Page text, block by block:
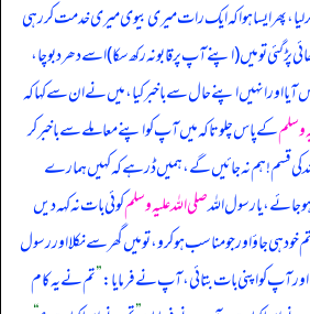
لیا، پھر ایسا ہوا کہ ایک رات میری بیوی میری خدمت کر رہی
پڑ گئی تو میں (اپنے آپ پر قابو نہ رکھ سکا) اسے دھر دبوچا،
اور انہیں اپنے حال سے باخبر کیا، میں نے ان سے کہا کہ
وسلمکے پاس چلو تاکہ میں آپ کو اپنے معاملے سے باخبر کر
کی قسم! ہم نہ جائیں گے، ہمیں ڈر ہے کہ کہیں ہمارے
یا رسول اللہصلی اللہ علیہ وسلمکوئی بات نہ کہہ دیں
ہی جاؤ اور جو مناسب ہو کرو، تو میں گھر سے نکلا اور رسول
آپ کو اپنی بات بتائی، آپ نے فرمایا:”تم نے یہ کام